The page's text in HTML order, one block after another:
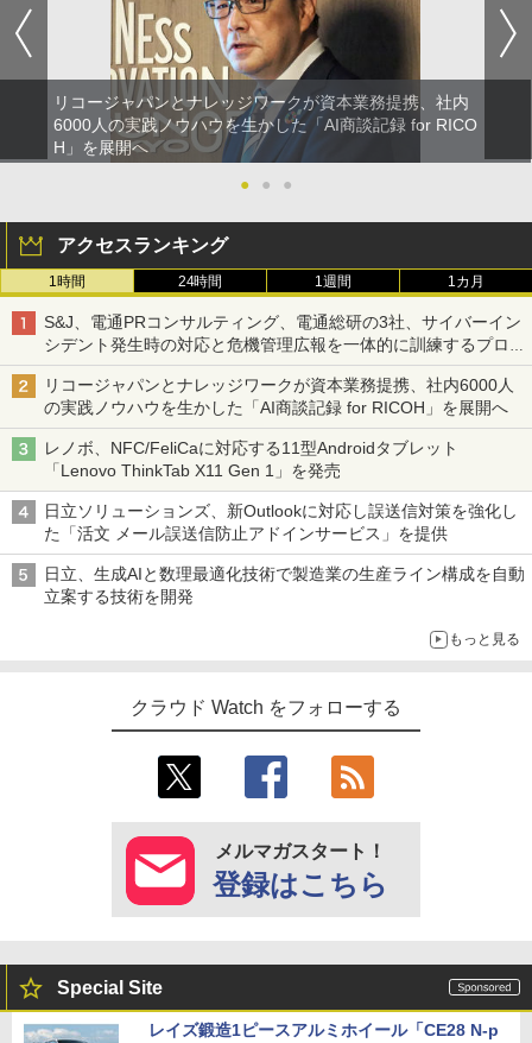
リコージャパンとナレッジワークが資本業務提携、社内
6000人の実践ノウハウを生かした「AI商談記録 for RICO
H」を展開へ
●
● ●
アクセスランキング
1時間 24時間 1週間 1カ月
S&J、電通PRコンサルティング、電通総研の3社、サイバーイン
シデント発生時の対応と危機管理広報を一体的に訓練するプログ
ラムを提供
リコージャパンとナレッジワークが資本業務提携、社内6000人
の実践ノウハウを生かした「AI商談記録 for RICOH」を展開へ
レノボ、NFC/FeliCaに対応する11型Androidタブレット
「Lenovo ThinkTab X11 Gen 1」を発売
日立ソリューションズ、新Outlookに対応し誤送信対策を強化し
た「活文 メール誤送信防止アドインサービス」を提供
日立、生成AIと数理最適化技術で製造業の生産ライン構成を自動
立案する技術を開発
もっと見る
クラウド Watch をフォローする
メルマガスタート！
登録はこちら
Special Site
レイズ鍛造1ピースアルミホイール「CE28 N-p